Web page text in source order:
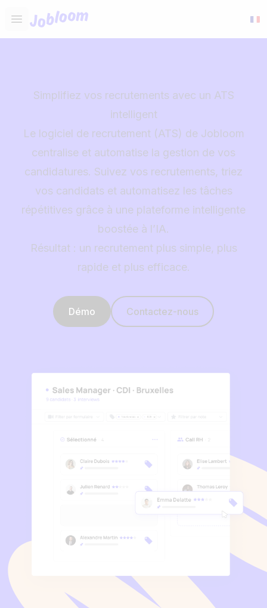
Open main menu
Jobloom
Simplifiez vos recrutements avec un ATS
intelligent
Le logiciel de recrutement (ATS) de Jobloom
centralise et automatise la gestion de vos
candidatures. Suivez vos recrutements, triez
vos candidats et automatisez les tâches
répétitives grâce à une plateforme intelligente
boostée à l’IA.
Résultat : un recrutement plus simple, plus
rapide et plus efficace.
Démo Contactez-nous